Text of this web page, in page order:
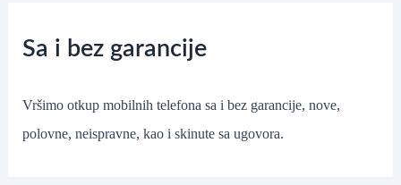
Sa i bez garancije
Vršimo otkup mobilnih telefona sa i bez garancije, nove,
polovne, neispravne, kao i skinute sa ugovora.